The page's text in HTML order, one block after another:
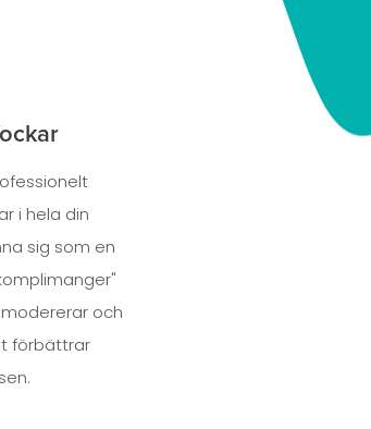
i hela din
sig som en
och
förbättrar